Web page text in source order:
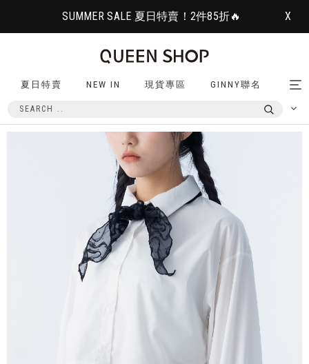
SUMMER SALE 夏日特賣！2件85折🔥 X
夏日特賣 NEW IN 現貨專區 GINNY聯名